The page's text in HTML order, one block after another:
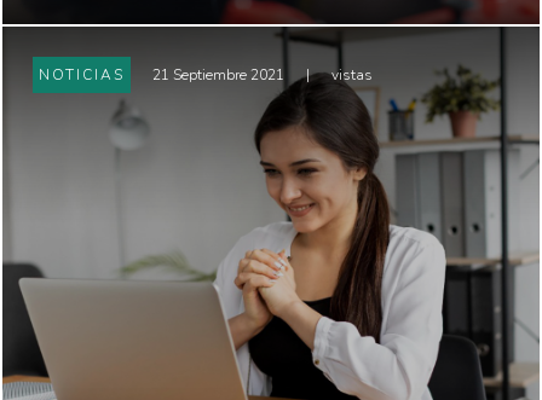
NOTICIAS 21 Septiembre 2021 | vistas